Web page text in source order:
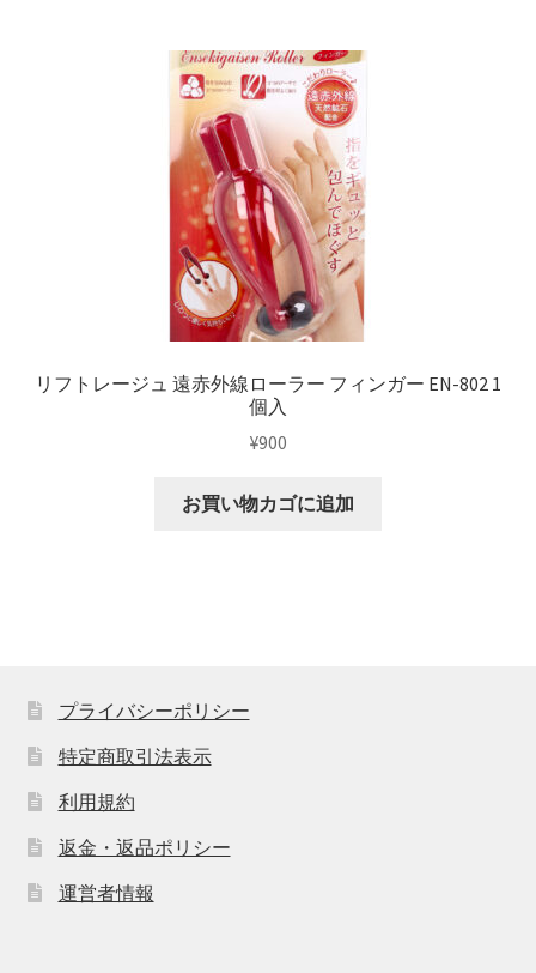
リフトレージュ 遠赤外線ローラー フィンガー EN-802 1
個入
¥900
お買い物カゴに追加
プライバシーポリシー
特定商取引法表示
利用規約
返金・返品ポリシー
運営者情報